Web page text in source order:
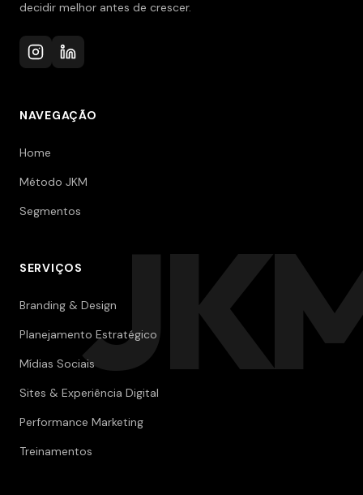
decidir melhor antes de crescer.
NAVEGAÇÃO
Home
Método JKM
Segmentos
SERVIÇOS
Branding & Design
Planejamento Estratégico
Mídias Sociais
Sites & Experiência Digital
Performance Marketing
Treinamentos